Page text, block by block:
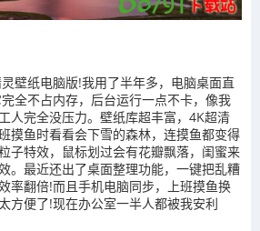
壁纸电脑版!我用了半年多，电脑桌面直
全不占内存，后台运行一点不卡，像我
人完全没压力。壁纸库超丰富，4K超清
摸鱼时看看会下雪的森林，连摸鱼都变得
子特效，鼠标划过会有花瓣飘落，闺蜜来
。最近还出了桌面整理功能，一键把乱糟
率翻倍!而且手机电脑同步，上班摸鱼换
方便了!现在办公室一半人都被我安利